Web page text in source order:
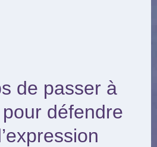
de passer à
pour défendre